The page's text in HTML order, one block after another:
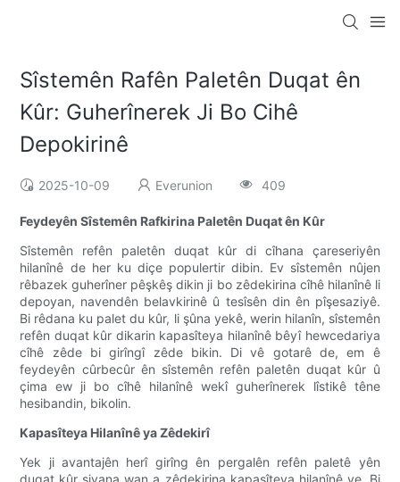
Sîstemên Rafên Paletên Duqat ên
Kûr: Guherînerek Ji Bo Cihê
Depokirinê
2025-10-09 Everunion 409
Feydeyên Sîstemên Rafkirina Paletên Duqat ên Kûr
Sîstemên refên paletên duqat kûr di cîhana çareseriyên
hilanînê de her ku diçe populertir dibin. Ev sîstemên nûjen
rêbazek guherîner pêşkêş dikin ji bo zêdekirina cîhê hilanînê li
depoyan, navendên belavkirinê û tesîsên din ên pîşesaziyê.
Bi rêdana ku palet du kûr, li şûna yekê, werin hilanîn, sîstemên
refên duqat kûr dikarin kapasîteya hilanînê bêyî hewcedariya
cîhê zêde bi girîngî zêde bikin. Di vê gotarê de, em ê
feydeyên cûrbecûr ên sîstemên refên paletên duqat kûr û
çima ew ji bo cîhê hilanînê wekî guherînerek lîstikê têne
hesibandin, bikolin.
Kapasîteya Hilanînê ya Zêdekirî
Yek ji avantajên herî girîng ên pergalên refên paletê yên